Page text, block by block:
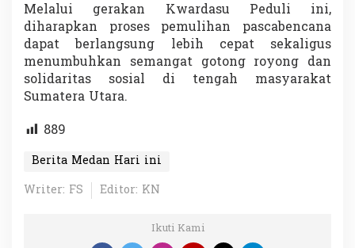
Melalui gerakan Kwardasu Peduli ini,
diharapkan proses pemulihan pascabencana
dapat berlangsung lebih cepat sekaligus
menumbuhkan semangat gotong royong dan
solidaritas sosial di tengah masyarakat
Sumatera Utara.
889
Berita Medan Hari ini
Writer: FS
Editor: KN
Ikuti Kami